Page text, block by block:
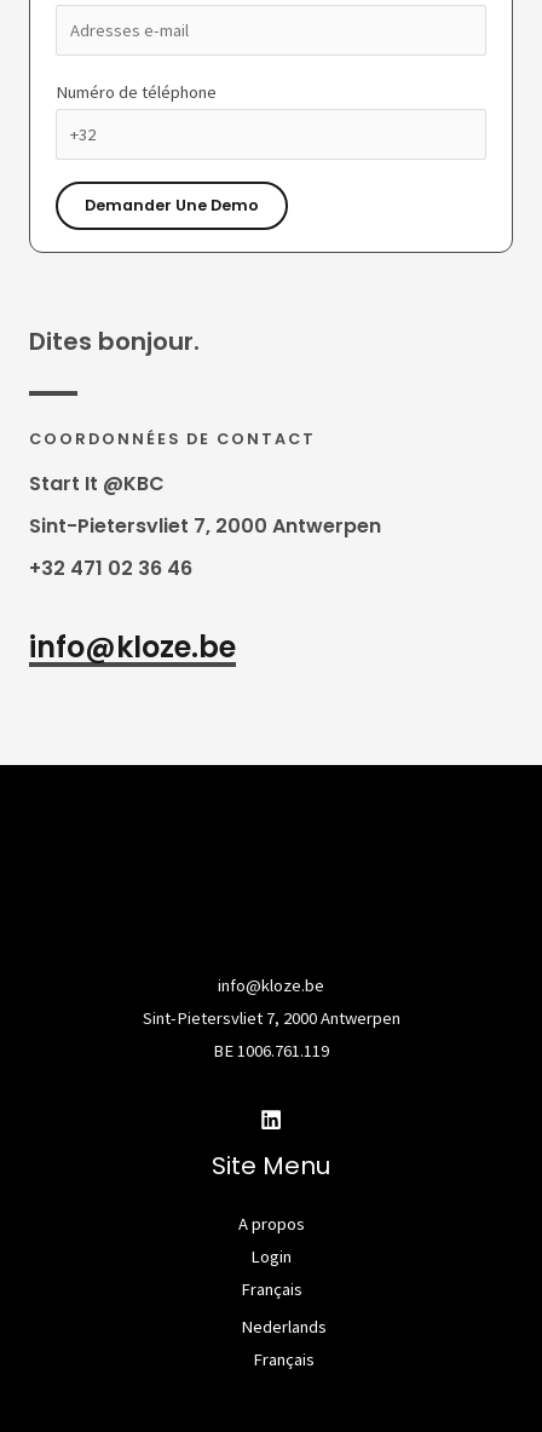
Dites bonjour.
COORDONNÉES DE CONTACT
Start It @KBC
Sint-Pietersvliet 7, 2000 Antwerpen
+32 471 02 36 46
info@kloze.be
Numéro de téléphone
info@kloze.be
Sint-Pietersvliet 7, 2000 Antwerpen
BE 1006.761.119
Site Menu
A propos
Login
Français
Nederlands
Français